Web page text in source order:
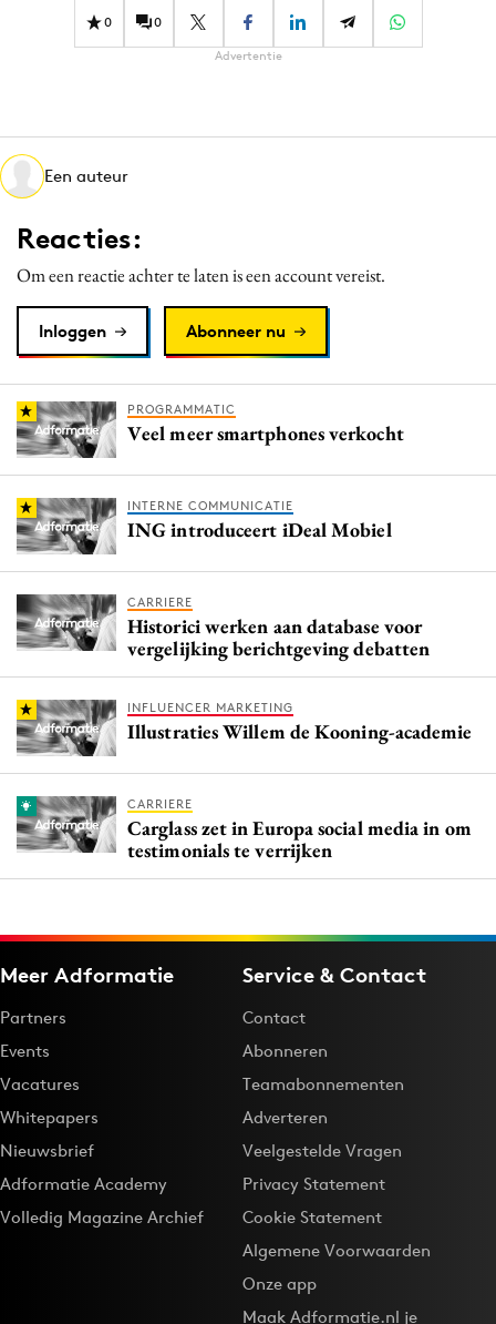
0 0
Advertentie
Een auteur
Reacties:
Om een reactie achter te laten is een account vereist.
Inloggen Abonneer nu
PROGRAMMATIC
Veel meer smartphones verkocht
INTERNE COMMUNICATIE
ING introduceert iDeal Mobiel
CARRIERE
Historici werken aan database voor
vergelijking berichtgeving debatten
INFLUENCER MARKETING
Illustraties Willem de Kooning-academie
CARRIERE
Carglass zet in Europa social media in om
testimonials te verrijken
Meer Adformatie
Partners
Events
Vacatures
Whitepapers
Nieuwsbrief
Adformatie Academy
Volledig Magazine Archief
Service & Contact
Contact
Abonneren
Teamabonnementen
Adverteren
Veelgestelde Vragen
Privacy Statement
Cookie Statement
Algemene Voorwaarden
Onze app
Maak Adformatie.nl je